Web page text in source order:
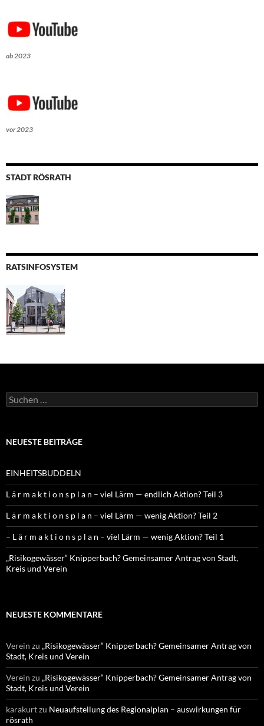
ab 2023
vor 2023
STADT RÖSRATH
RATSINFOSYSTEM
Suchen
nach:
NEUESTE BEITRÄGE
EINHEITSBUDDELN
L ä r m a k t i o n s p l a n – viel Lärm — endlich Aktion? Teil 3
L ä r m a k t i o n s p l a n – viel Lärm — wenig Aktion? Teil 2
– L ä r m a k t i o n s p l a n – viel Lärm — wenig Aktion? Teil 1
„Risikogewässer“ Knipperbach? Gemeinsamer Antrag von Stadt,
Kreis und Verein
NEUESTE KOMMENTARE
Verein zu „Risikogewässer“ Knipperbach? Gemeinsamer Antrag von
Stadt, Kreis und Verein
Verein zu „Risikogewässer“ Knipperbach? Gemeinsamer Antrag von
Stadt, Kreis und Verein
karakurtzu Neuaufstellung des Regionalplan – auswirkungen für
rösrath